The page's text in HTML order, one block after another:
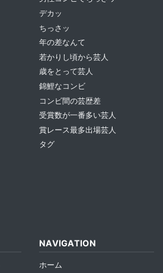
デカッ
ちっさッ
年の差なんて
若かりし頃から芸人
歳をとって芸人
錦鯉なコンビ
コンビ間の芸歴差
受賞数が一番多い芸人
賞レース最多出場芸人
タグ
NAVIGATION
ホーム